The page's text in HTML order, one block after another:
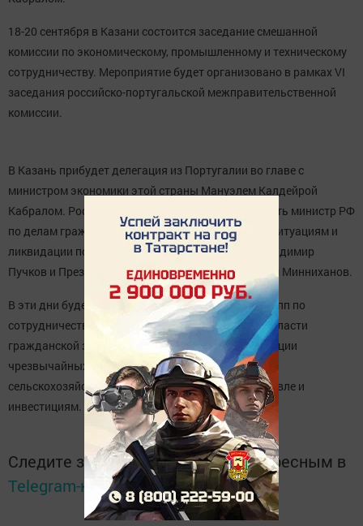
18-20 сентября в Казани состоится заседание смешанной
комиссии по экономическому, промышленному и техническому
сотрудничеству. Мероприятие будет организовано в рамках VI
заседания российско-португальской межправительственной
комиссии.
В Казань прибудет делегация из Португалии во главе с
министром экономики этой страны Мануэлем Калдейрой
Кабралом. Российскую сторону будут представлять министр РФ
по делам гражданской обороны, чрезвычайным ситуациям и
ликвидации последствий стихийных бедствий Владимир
Пучков и Президент Республики Татарстан Рустам Минниханов.
В эти дни будет организована работа рабочих групп по
сотрудничеству между двумя государствами в области
гражданской защиты, предупреждения и ликвидации
чрезвычайных ситуаций, по продовольствию и
сельскохозяйственным товарам, а также по торговле и
инвестициям.
Следите за самым важным и интересным в
Telegram-канале Татмедиа